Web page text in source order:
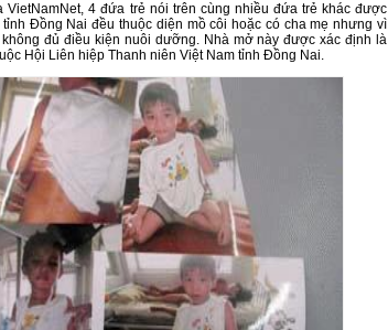
VietNamNet, 4 đứa trẻ nói trên cùng nhiều đứa trẻ khác được
Đồng Nai đều thuộc diện mồ côi hoặc có cha mẹ nhưng vì
đủ điều kiện nuôi dưỡng. Nhà mở này được xác định là
Hội Liên hiệp Thanh niên Việt Nam tỉnh Đồng Nai.